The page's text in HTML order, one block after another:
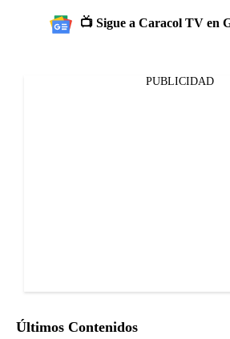
📺 Sigue a Caracol TV en
PUBLICIDAD
Últimos Contenidos